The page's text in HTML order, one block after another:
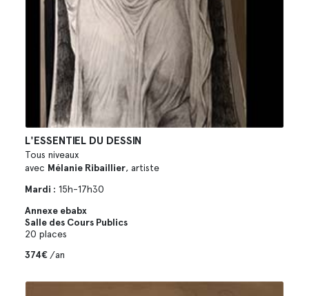
L'ESSENTIEL DU DESSIN
Tous niveaux
avec Mélanie Ribaillier, artiste
Mardi : 15h-17h30
Annexe ebabx
Salle des Cours Publics
20 places
374€ /an